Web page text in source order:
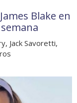
Blake en
Jack Savoretti,